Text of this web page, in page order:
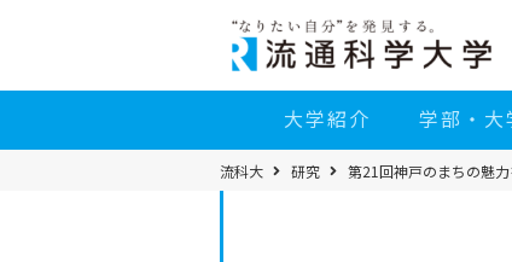
へ
大学紹介 学部・大
パ
ン
流科大 研究 第21回神戸のまちの魅